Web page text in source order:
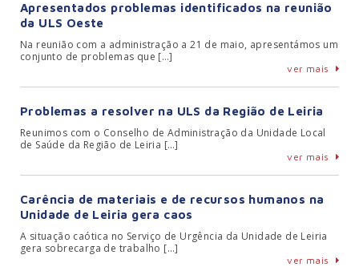
Apresentados problemas identificados na reunião
da ULS Oeste
Na reunião com a administração a 21 de maio, apresentámos um
conjunto de problemas que […]
ver mais
Problemas a resolver na ULS da Região de Leiria
Reunimos com o Conselho de Administração da Unidade Local
de Saúde da Região de Leiria […]
ver mais
Carência de materiais e de recursos humanos na
Unidade de Leiria gera caos
A situação caótica no Serviço de Urgência da Unidade de Leiria
gera sobrecarga de trabalho […]
ver mais